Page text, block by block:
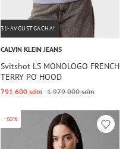
31-AVGUSTGACHA!
CALVIN KLEIN JEANS
Svitshot LS MONOLOGO FRENCH
TERRY PO HOOD
791 600 so‘m 1 979 000 so‘m
-60%